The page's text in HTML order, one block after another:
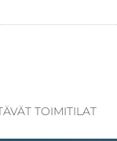
TOIMITILAT